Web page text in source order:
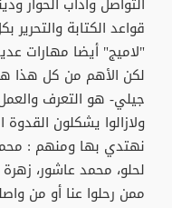
قواعد الكتابة
"لاميج" أيضا مهارات
لكن الأهم من كل هذا
جيلي- هو التعرف
ولازالوا يشكلون
نهتدي بها ومنهم :
لحلو، محمد عاشور،
ممن رحلوا عنا أو من